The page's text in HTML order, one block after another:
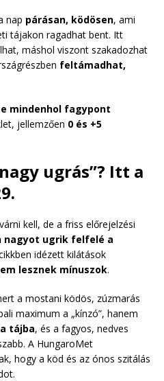
nap párásan, ködösen, ami
tájakon ragadhat bent. Itt
máshol viszont szakadozhat
feltámadhat,
mindenhol fagypont
jellemzően 0 és +5
ugrás”? Itt a
kell, de a friss előrejelzési
nagyot ugrik felfelé a
idézett kilátások
lesznek mínuszok.
a mostani ködös, zúzmarás
maximum a „kínzó”, hanem
tájba, és a fagyos, nedves
A HungaroMet
hogy a köd és az ónos szitálás